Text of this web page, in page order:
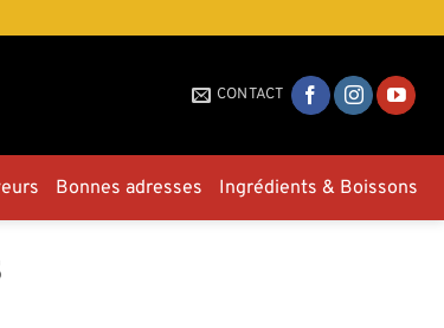
CONTACT
Bonnes adresses Ingrédients & Boissons